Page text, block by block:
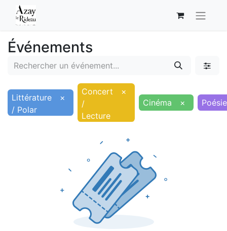
Événements
Littérature
/ Polar
×
Concert
/
Lecture
×
Cinéma
× Poésie